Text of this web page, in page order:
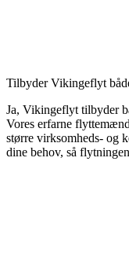
Tilbyder Vikingeflyt
Ja, Vikingeflyt tilbyder
Vores erfarne
større virksomheds- og
dine behov, så